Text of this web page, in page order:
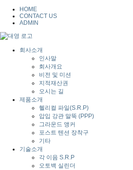
HOME
CONTACT US
ADMIN
회사소개
인사말
회사개요
비전 및 미션
지적재산권
오시는 길
제품소개
헬리컬 파일(S.R.P)
압입 강관 말뚝 (PPP)
그라운드 앵커
포스트 텐션 장착구
기타
기술소개
각 이음 S.R.P
오토백 실린더